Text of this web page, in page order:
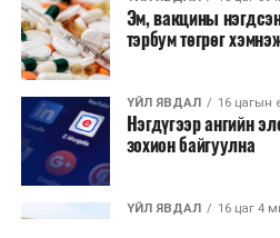
Эм, вакцины
тэрбум төгрөг
ҮЙЛ ЯВДАЛ 16 цагын
Нэгдүгээр ангийн
зохион байгуулна
ҮЙЛ ЯВДАЛ 16 цаг 4